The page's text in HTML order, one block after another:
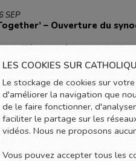
SEP
– Ouverture du
veillée œcuménique se tiendra
30 septembre, dans le cadre de
Synode des Évêques. A nous de s’y
aux initiatives dans notre diocèse
retransmission en direct...
La figure du prêtre au cinéma
LES COOKIES SUR
Le stockage de cookies sur
d'améliorer la navigation que
de le faire fonctionner,
faciliter le partage sur les
vidéos. Nous ne proposons
Vous pouvez accepter tous les